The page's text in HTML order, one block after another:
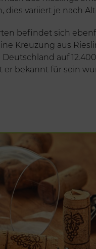
dies variiert je nach
befindet sich
Kreuzung aus
auf
er bekannt für sein